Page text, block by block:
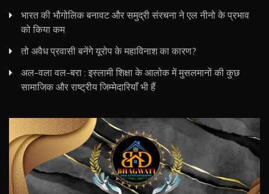
भारत की भौगोलिक बनावट और समुद्री संरचना ने एल नीनो के प्रभाव
को किया कम
तो अवैध प्रवासी बनेंगे यूरोप के महाविनाश का कारण?
अल-वला वल-बरा : इस्लामी शिक्षा के आलोक में मुसलमानों की कुछ
सामाजिक और राष्ट्रीय जिम्मेदारियाँ भी हैं